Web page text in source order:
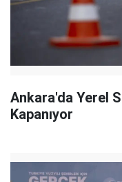
Ankara'da Yerel
Kapanıyor